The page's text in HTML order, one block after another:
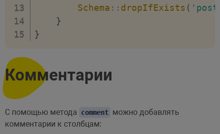
Schema :: dropIfExists (
}
}
Комментарии
С помощью метода comment можно добавлять
комментарии к столбцам: